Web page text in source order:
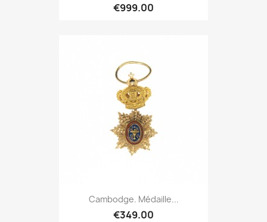
€999.00
Cambodge. Médaille...
€349.00